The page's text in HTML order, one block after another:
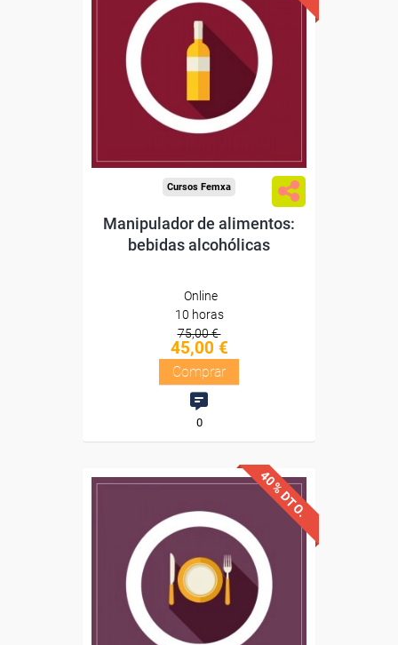
Descuentos especiales
Sin requisitos de acceso
Diploma
Cursos Femxa
Manipulador de alimentos:
bebidas alcohólicas
Online
10 horas
75,00 €
45,00 €
Comprar
0
40% DTO.
Descuentos especiales
Sin requisitos de acceso
Diploma